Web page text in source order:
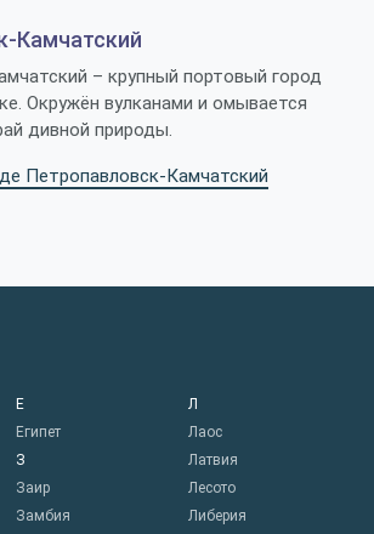
Камчатский
– крупный портовый город
Окружён вулканами и омывается
дивной природы.
Петропавловск-Камчатский
Е
Египет
З
Заир
Замбия
Л
Лаос
Латвия
Лесото
Либерия